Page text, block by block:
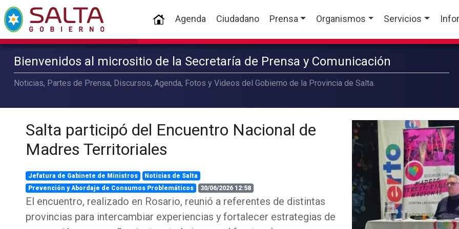
(current)
Agenda Ciudadano Prensa Organismos Servicios
Bienvenidos al micrositio de la Secretaría de Prensa y Comunicación
Noticias, Partes de Prensa, Discursos, Agenda, Fotos y Videos del Gobierno de la Provincia de Salta.
Salta participó del Encuentro Nacional de
Madres Territoriales
Jefatura de Gabinete de Ministros
Noticias de Salta
Prevención y Abordaje de Consumos Problemáticos
30/06/2026 12:58
El encuentro, realizado en Rosario, reunió a referentes de distintas
provincias para intercambiar experiencias y fortalecer estrategias de